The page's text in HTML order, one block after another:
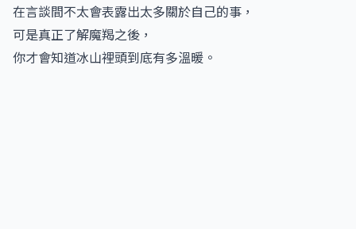
在言談間不太會表露出太多關於自己的事，
可是真正了解魔羯之後，
你才會知道冰山裡頭到底有多溫暖。